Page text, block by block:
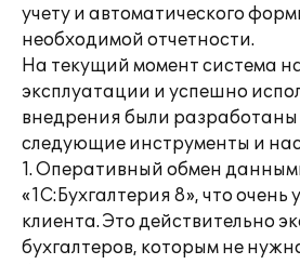
учету и автоматического
необходимой отчетности.
На текущий момент система
эксплуатации и успешно
внедрения были
следующие инструменты и
1. Оперативный обмен
«1С:Бухгалтерия 8», что очень
клиента. Это действительно
бухгалтеров, которым не